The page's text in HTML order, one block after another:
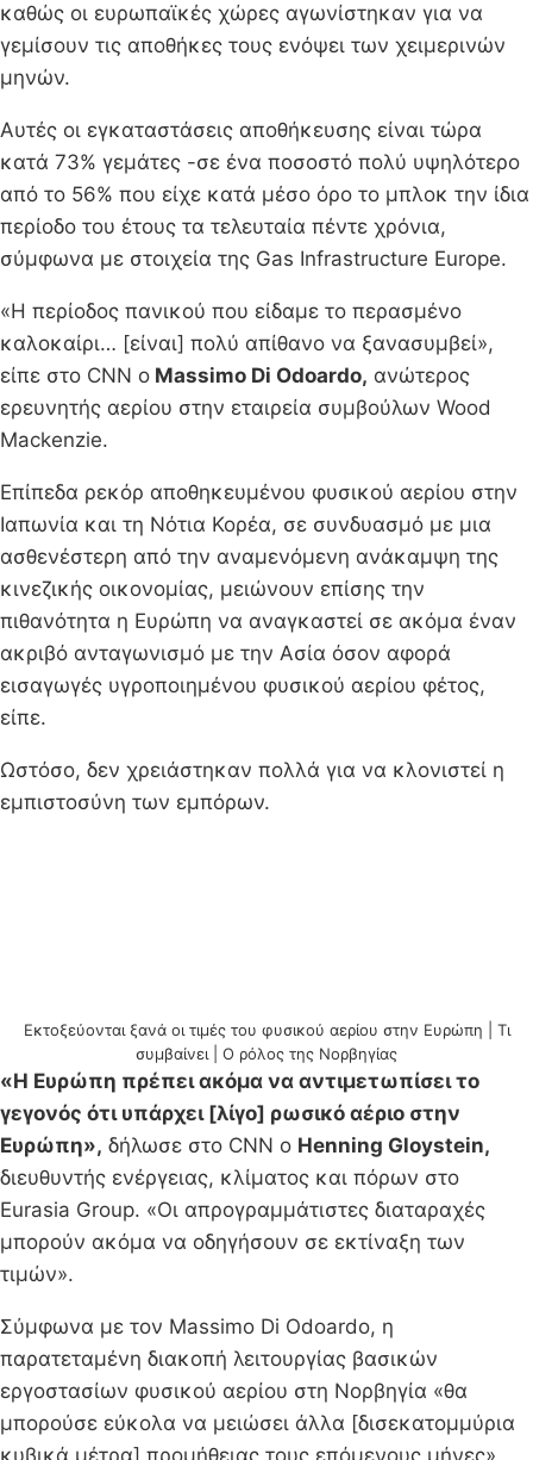
καθώς οι ευρωπαϊκές χώρες αγωνίστηκαν για να
γεμίσουν τις αποθήκες τους ενόψει των χειμερινών
μηνών.
Αυτές οι εγκαταστάσεις αποθήκευσης είναι τώρα
κατά 73% γεμάτες -σε ένα ποσοστό πολύ υψηλότερο
από το 56% που είχε κατά μέσο όρο το μπλοκ την ίδια
περίοδο του έτους τα τελευταία πέντε χρόνια,
σύμφωνα με στοιχεία της Gas Infrastructure Europe.
«Η περίοδος πανικού που είδαμε το περασμένο
καλοκαίρι… [είναι] πολύ απίθανο να ξανασυμβεί»,
είπε στο CNN ο Massimo Di Odoardo, ανώτερος
ερευνητής αερίου στην εταιρεία συμβούλων Wood
Mackenzie.
Επίπεδα ρεκόρ αποθηκευμένου φυσικού αερίου στην
Ιαπωνία και τη Νότια Κορέα, σε συνδυασμό με μια
ασθενέστερη από την αναμενόμενη ανάκαμψη της
κινεζικής οικονομίας, μειώνουν επίσης την
πιθανότητα η Ευρώπη να αναγκαστεί σε ακόμα έναν
ακριβό ανταγωνισμό με την Ασία όσον αφορά
εισαγωγές υγροποιημένου φυσικού αερίου φέτος,
είπε.
Ωστόσο, δεν χρειάστηκαν πολλά για να κλονιστεί η
εμπιστοσύνη των εμπόρων.
Εκτοξεύονται ξανά οι τιμές του φυσικού αερίου στην Ευρώπη | Τι
συμβαίνει | Ο ρόλος της Νορβηγίας
«Η Ευρώπη πρέπει ακόμα να αντιμετωπίσει το
γεγονός ότι υπάρχει [λίγο] ρωσικό αέριο στην
Ευρώπη», δήλωσε στο CNN ο Henning Gloystein,
διευθυντής ενέργειας, κλίματος και πόρων στο
Eurasia Group. «Οι απρογραμμάτιστες διαταραχές
μπορούν ακόμα να οδηγήσουν σε εκτίναξη των
τιμών».
Σύμφωνα με τον Massimo Di Odoardo, η
παρατεταμένη διακοπή λειτουργίας βασικών
εργοστασίων φυσικού αερίου στη Νορβηγία «θα
μπορούσε εύκολα να μειώσει άλλα [δισεκατομμύρια